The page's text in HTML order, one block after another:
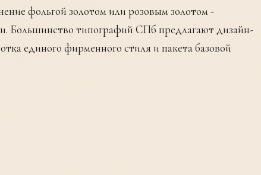
фольгой золотом или розовым золотом -
Большинство типографий СПб предлагают дизайн-
единого фирменного стиля и пакета базовой